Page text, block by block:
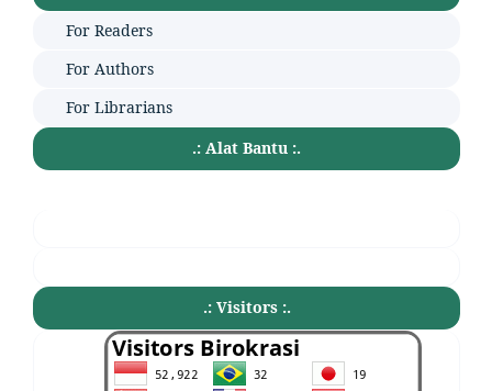
For Readers
For Authors
For Librarians
.: Alat Bantu :.
.: Visitors :.